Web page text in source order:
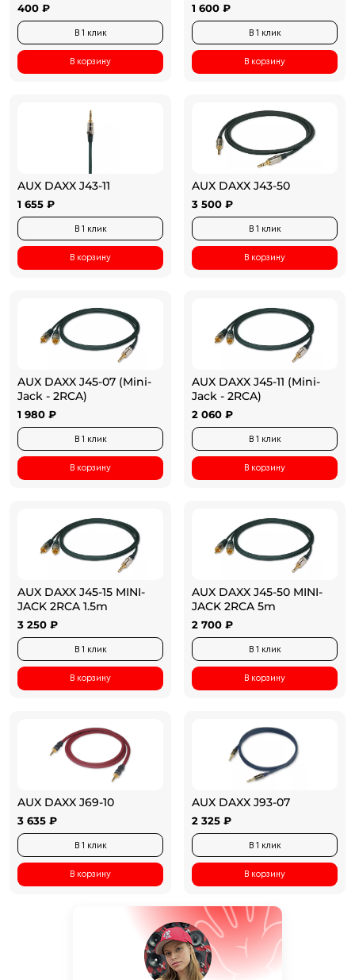
400 ₽
В 1 клик
В корзину
1 600 ₽
В 1 клик
В корзину
AUX DAXX J43-11
1 655 ₽
В 1 клик
В корзину
AUX DAXX J43-50
3 500 ₽
В 1 клик
В корзину
AUX DAXX J45-07 (Mini-
Jack - 2RCA)
1 980 ₽
В 1 клик
В корзину
AUX DAXX J45-11 (Mini-
Jack - 2RCA)
2 060 ₽
В 1 клик
В корзину
AUX DAXX J45-15 MINI-
JACK 2RCA 1.5m
3 250 ₽
В 1 клик
В корзину
AUX DAXX J45-50 MINI-
JACK 2RCA 5m
2 700 ₽
В 1 клик
В корзину
AUX DAXX J69-10
3 635 ₽
В 1 клик
В корзину
AUX DAXX J93-07
2 325 ₽
В 1 клик
В корзину